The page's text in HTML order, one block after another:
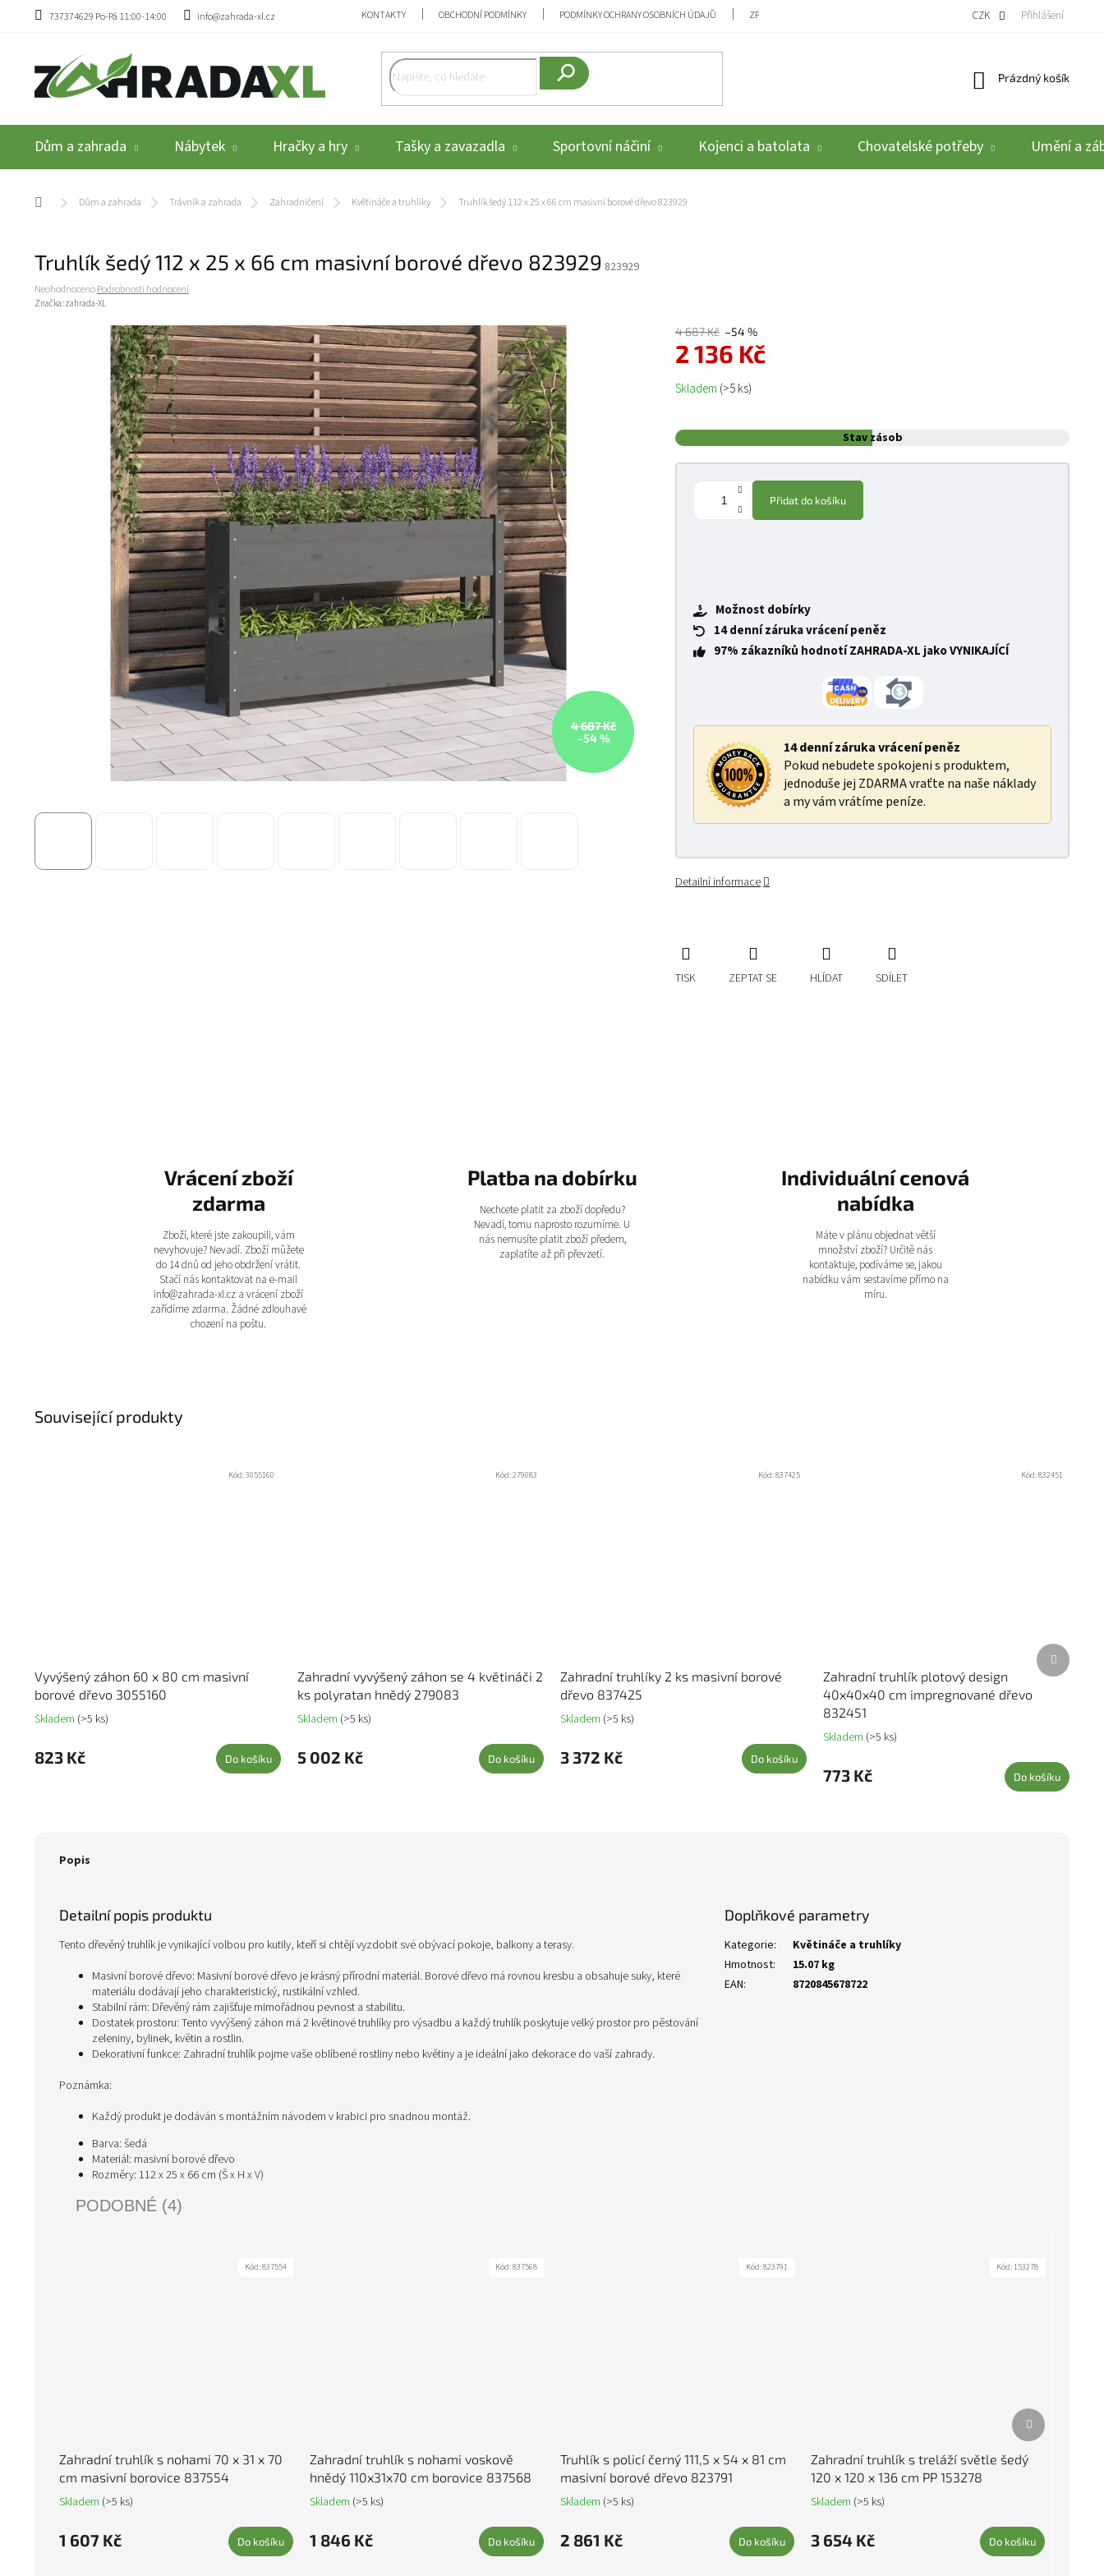
Přejít na obsah
737374629 Po-Pá 11:00-14:00 info@zahrada-xl.cz KONTAKTY OBCHODNÍ PODMÍNKY PODMÍNKY OCHRANY OSOBNÍCH ÚDAJŮ ZPĚTNÝ ODBĚR VYSLOUŽILÝCH ELEKTROZAŘÍZENÍ / BATERIÍ REKLAMACE A
CZK Přihlášení
Nákupní košík
Prázdný košík
Dům a zahrada Nábytek Hračky a hry Tašky a zavazadla Sportovní náčiní Kojenci a batolata Chovatelské potřeby Umění a
Domů Dům a zahrada Trávník a zahrada Zahradničení Květináče a truhlíky Truhlík šedý 112 x 25 x 66 cm masivní borové dřevo 823929
Truhlík šedý 112 x 25 x 66 cm masivní borové dřevo 823929 823929
Průměrné hodnocení produktu je 0,0 z 5 hvězdiček.
NeohodnocenoPodrobnosti hodnocení
Značka: zahrada-XL
4 687 Kč
–54 %
4 687 Kč –54 %
2 136 Kč
Měrná cena:
Skladem (>5 ks)
Stav zásob
Přidat do košíku
Možnost dobírky
14 denní záruka vrácení peněz
97% zákazníků hodnotí ZAHRADA-XL jako VYNIKAJÍCÍ
14 denní záruka vrácení peněz
Pokud nebudete spokojeni s produktem,
jednoduše jej ZDARMA vraťte na naše náklady
a my vám vrátíme peníze.
Detailní informace
TISK ZEPTAT SE HLÍDAT SDÍLET
Vrácení zboží
zdarma
Zboží, které jste zakoupili, vám
nevyhovuje? Nevadí. Zboží můžete
do 14 dnů od jeho obdržení vrátit.
Stačí nás kontaktovat na e-mail
info@zahrada-xl.cz a vrácení zboží
zařídíme zdarma. Žádné zdlouhavé
chození na poštu.
Platba na dobírku
Nechcete platit za zboží dopředu?
Nevadí, tomu naprosto rozumíme. U
nás nemusíte platit zboží předem,
zaplatíte až při převzetí.
Individuální cenová
nabídka
Máte v plánu objednat větší
množství zboží? Určitě nás
kontaktuje, podíváme se, jakou
nabídku vám sestavíme přímo na
míru.
Související produkty
Vyvýšený záhon 60 x 80 cm masivní
borové dřevo 3055160
Skladem (>5 ks)
823 Kč Do košíku
Kód:3055160
Zahradní vyvýšený záhon se 4 květináči 2
ks polyratan hnědý 279083
Skladem (>5 ks)
5 002 Kč Do košíku
Kód:279083
Zahradní truhlíky 2 ks masivní borové
dřevo 837425
Skladem (>5 ks)
3 372 Kč Do košíku
Kód:837425
Zahradní truhlík plotový design
40x40x40 cm impregnované dřevo
832451
Skladem (>5 ks)
773 Kč Do košíku
Kód:832451
Další
Popis
Detailní popis produktu
Tento dřevěný truhlík je vynikající volbou pro kutily, kteří si chtějí vyzdobit své obývací pokoje, balkony a terasy.
Masivní borové dřevo: Masivní borové dřevo je krásný přírodní materiál. Borové dřevo má rovnou kresbu a obsahuje suky, které
materiálu dodávají jeho charakteristický, rustikální vzhled.
Stabilní rám: Dřevěný rám zajišťuje mimořádnou pevnost a stabilitu.
Dostatek prostoru: Tento vyvýšený záhon má 2 květinové truhlíky pro výsadbu a každý truhlík poskytuje velký prostor pro pěstování
zeleniny, bylinek, květin a rostlin.
Dekorativní funkce: Zahradní truhlík pojme vaše oblíbené rostliny nebo květiny a je ideální jako dekorace do vaší zahrady.
Poznámka:
Každý produkt je dodáván s montážním návodem v krabici pro snadnou montáž.
Barva: šedá
Materiál: masivní borové dřevo
Rozměry: 112 x 25 x 66 cm (Š x H x V)
Doplňkové parametry
Kategorie:
Květináče a truhlíky
Hmotnost:
15.07 kg
EAN: 8720845678722
PODOBNÉ (4)
Zahradní truhlík s nohami 70 x 31 x 70
cm masivní borovice 837554
Skladem (>5 ks)
1 607 Kč Do košíku
Kód:837554
Zahradní truhlík s nohami voskově
hnědý 110x31x70 cm borovice 837568
Skladem (>5 ks)
1 846 Kč Do košíku
Kód:837568
Truhlík s policí černý 111,5 x 54 x 81 cm
masivní borové dřevo 823791
Skladem (>5 ks)
2 861 Kč Do košíku
Kód:823791
Zahradní truhlík s treláží světle šedý
120 x 120 x 136 cm PP 153278
Skladem (>5 ks)
3 654 Kč Do košíku
Kód: 153278
Další produkt